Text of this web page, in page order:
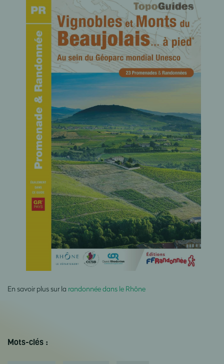
En savoir plus sur la randonnée dans le Rhône
Mots-clés :